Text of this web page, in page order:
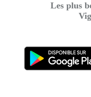
Les plus